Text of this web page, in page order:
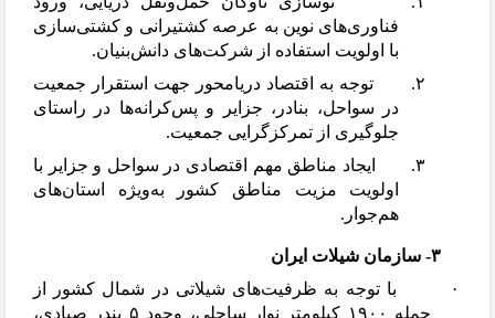
فناوریهای نوین به عرصه کشتیرانی و کشتیسازی
با اولویت استفاده از شرکتهای دانشبنیان.
۲. توجه به اقتصاد دریامحور جهت استقرار جمعیت
در سواحل، بنادر، جزایر و پسکرانهها در راستای
جلوگیری از تمرکزگرایی جمعیت.
۳. ایجاد مناطق مهم اقتصادی در سواحل و جزایر با
اولویت مزیت مناطق کشور بهویژه استانهای
همجوار.
۳- سازمان شیلات ایران
· با توجه به ظرفیتهای شیلاتی در شمال کشور از
جمله ۱۹۰۰ کیلومتر نوار ساحلی، وجود ۵ بندر صیادی،